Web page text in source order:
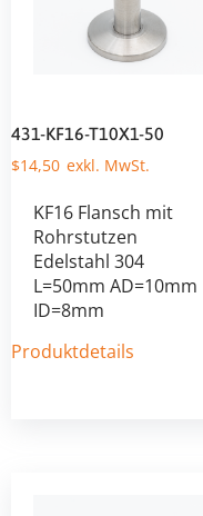
431-KF16-T10X1-50
$14,50
KF16 Flansch mit
Rohrstutzen
Edelstahl 304
L=50mm AD=10mm
ID=8mm
Produktdetails